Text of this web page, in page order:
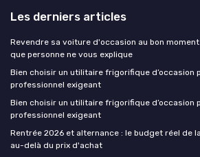
Les derniers articles
Revendre sa voiture d'occasion au bon
que personne ne vous explique
Bien choisir un utilitaire frigorifique d’occasion
professionnel exigeant
Bien choisir un utilitaire frigorifique d’occasion
professionnel exigeant
Rentrée 2026 et alternance : le budget réel de
au-delà du prix d'achat